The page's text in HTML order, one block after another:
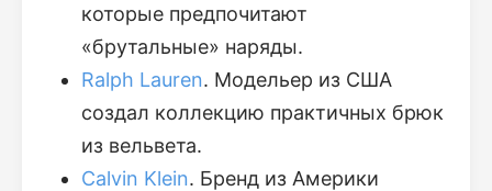
которые предпочитают
«брутальные» наряды.
Ralph Lauren. Модельер из США
создал коллекцию практичных брюк
из вельвета.
Calvin Klein. Бренд из Америки